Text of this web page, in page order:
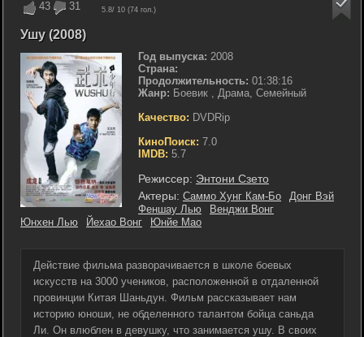
43 31 5.8/ 10 (74 гол.)
Ушу (2008)
Год выпуска: 2008
Страна:
Продолжительность: 01:38:16
Жанр: Боевик , Драма, Семейный
Качество: DVDRip
КиноПоиск: 7.0
IMDB: 5.7
Режиссер: Энтони Сзето
Актеры: Саммо Хунг Кам-Бо
Донг Вэй
Феншау Лью
Венджи Вонг
Юнхен Лью
Йехао Вонг Юнйе Мао
Действие фильма разворачивается в школе боевых
искусств на 3000 учеников, расположенной в отдаленной
провинции Китая Шаньдун. Фильм рассказывает нам
историю юноши, не обделенного талантом бойца саньда
Ли. Он влюблен в девушку, что занимается ушу. В своих